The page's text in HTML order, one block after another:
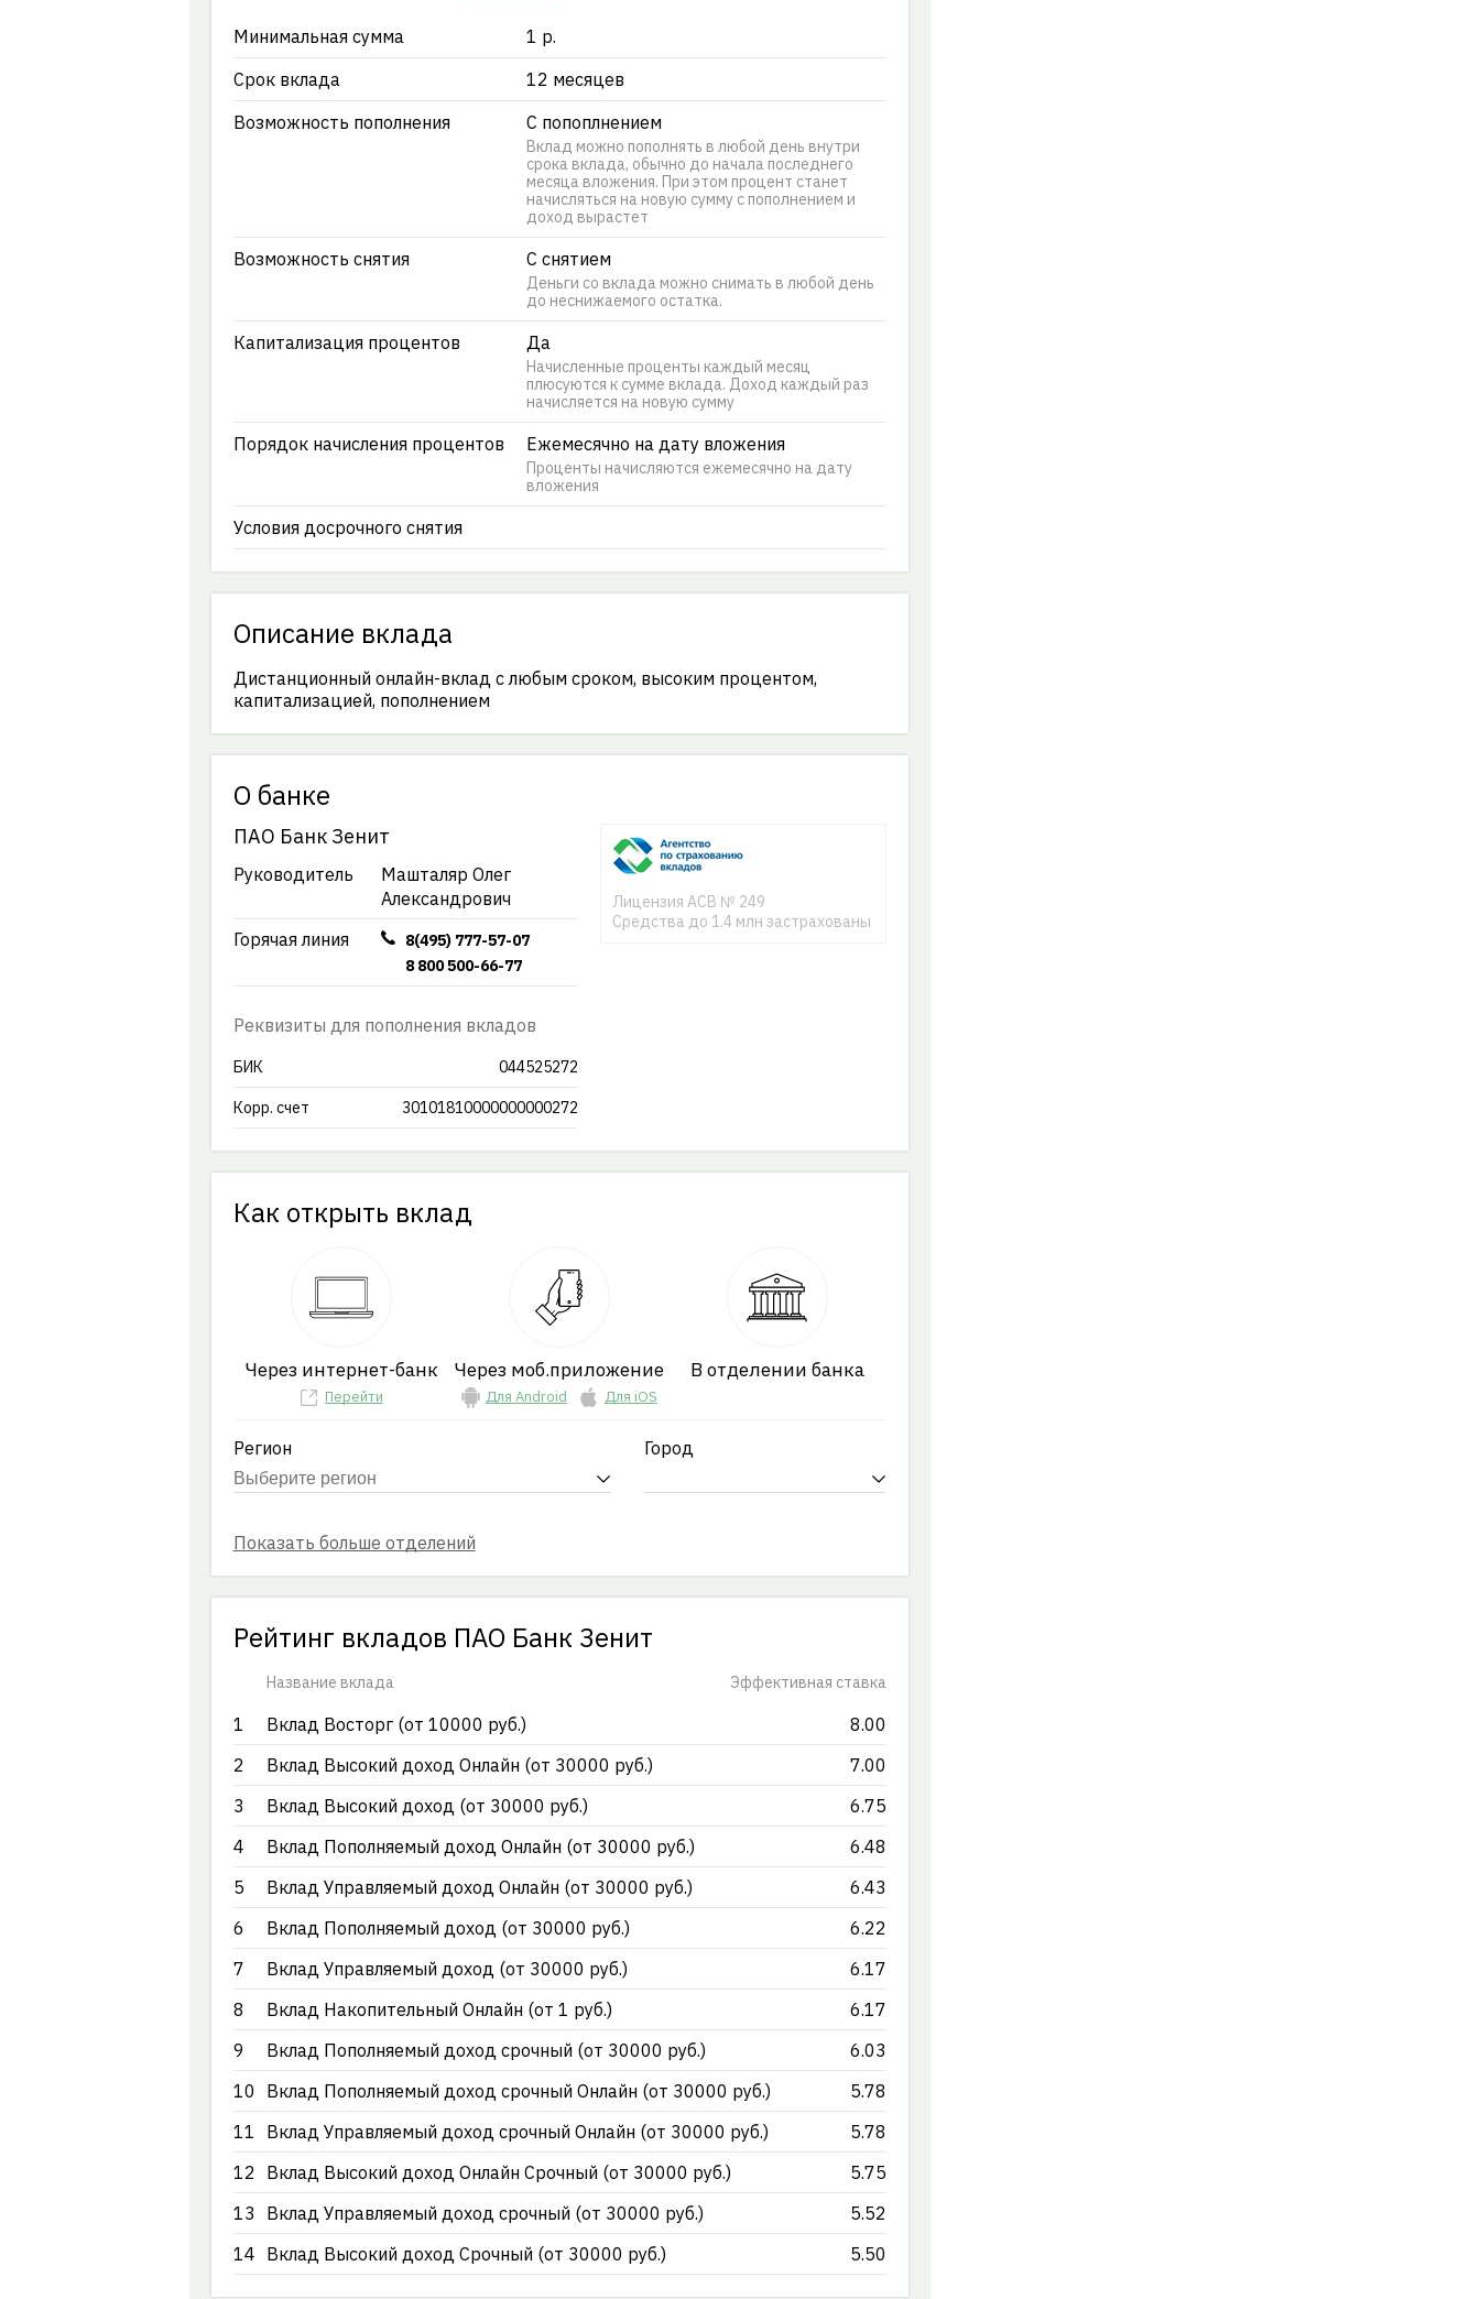
Минимальная сумма
1 р.
Срок вклада
12 месяцев
Возможность пополнения
С попоплнением
Вклад можно пополнять в любой день внутри
срока вклада, обычно до начала последнего
месяца вложения. При этом процент станет
начисляться на новую сумму с пополнением и
доход вырастет
Возможность снятия С снятием
Деньги со вклада можно снимать в любой день
до неснижаемого остатка.
Капитализация процентов Да
Начисленные проценты каждый месяц
плюсуются к сумме вклада. Доход каждый раз
начисляется на новую сумму
Порядок начисления процентов Ежемесячно на дату вложения
Проценты начисляются ежемесячно на дату
вложения
Условия досрочного снятия
Описание вклада
Дистанционный онлайн-вклад с любым сроком, высоким процентом,
капитализацией, пополнением
О банке
ПАО Банк Зенит
Руководитель
Машталяр Олег
Александрович
Горячая линия
8(495) 777-57-07
8 800 500-66-77
Реквизиты для пополнения вкладов
БИК 044525272
Корр. счет 30101810000000000272
Лицензия АСВ № 249
Средства до 1.4 млн застрахованы
Как открыть вклад
Через интернет-банк
Перейти
Через моб.приложение
Для Android Для iOS
В отделении банка
Регион Город
Рейтинг вкладов ПАО Банк Зенит
Название вклада Эффективная ставка
1 Вклад Восторг (от 10000 руб.)
8.00
2
Вклад Высокий доход Онлайн (от 30000 руб.)
7.00
3
Вклад Высокий доход (от 30000 руб.)
6.75
4
Вклад Пополняемый доход Онлайн (от 30000 руб.)
6.48
5
Вклад Управляемый доход Онлайн (от 30000 руб.)
6.43
6
Вклад Пополняемый доход (от 30000 руб.)
6.22
7
Вклад Управляемый доход (от 30000 руб.)
6.17
8
Вклад Накопительный Онлайн (от 1 руб.)
6.17
9
Вклад Пополняемый доход срочный (от 30000 руб.)
6.03
10
Вклад Пополняемый доход срочный Онлайн (от 30000 руб.)
5.78
11
Вклад Управляемый доход срочный Онлайн (от 30000 руб.)
5.78
12 Вклад Высокий доход Онлайн Срочный (от 30000 руб.)
5.75
13
Вклад Управляемый доход срочный (от 30000 руб.)
5.52
14 Вклад Высокий доход Срочный (от 30000 руб.) 5.50